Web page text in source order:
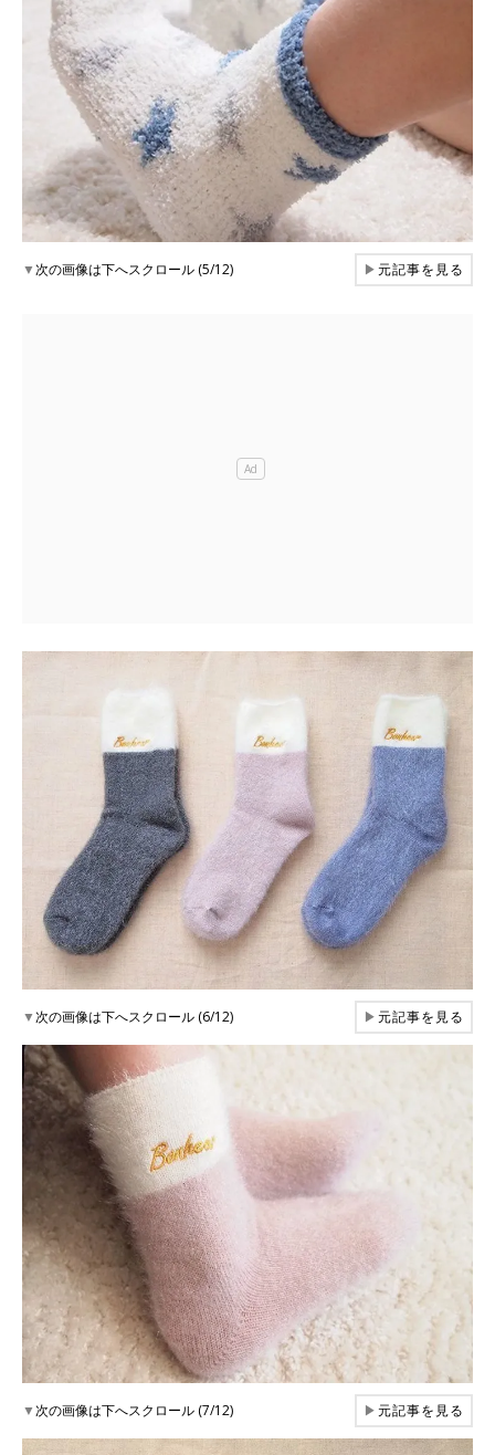
▼次の画像は下へスクロール (5/12) ▶元記事を見る
▼次の画像は下へスクロール (6/12) ▶元記事を見る
▼次の画像は下へスクロール (7/12) ▶元記事を見る